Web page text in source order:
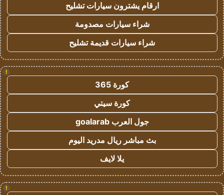
ارقام يشترون سيارات تشليح
شراء سيارات مصدومة
شراء سيارات قديمة تشليح
!
كورة 365
كورة سيتي
جول العرب goalarab
بث مباشر ريال مدريد اليوم
يلا لايف
!